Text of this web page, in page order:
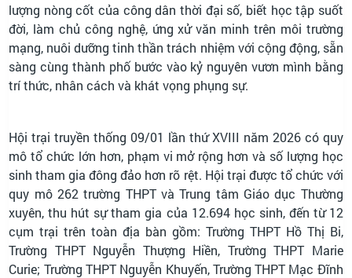
lượng nòng cốt của công dân thời đại số, biết học tập suốt
đời, làm chủ công nghệ, ứng xử văn minh trên môi trường
mạng, nuôi dưỡng tinh thần trách nhiệm với cộng động, sẵn
sàng cùng thành phố bước vào kỷ nguyên vươn mình bằng
trí thức, nhân cách và khát vọng phụng sự.
Hội trại truyền thống 09/01 lần thứ XVIII năm 2026 có quy
mô tổ chức lớn hơn, phạm vi mở rộng hơn và số lượng học
sinh tham gia đông đảo hơn rõ rệt. Hội trại được tổ chức với
quy mô 262 trường THPT và Trung tâm Giáo dục Thường
xuyên, thu hút sự tham gia của 12.694 học sinh, đến từ 12
cụm trại trên toàn địa bàn gồm: Trường THPT Hồ Thị Bi,
Trường THPT Nguyễn Thượng Hiền, Trường THPT Marie
Curie; Trường THPT Nguyễn Khuyến, Trường THPT Mạc Đĩnh